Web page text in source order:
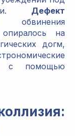
Дефект
обвинения
на
догм,
с помощью